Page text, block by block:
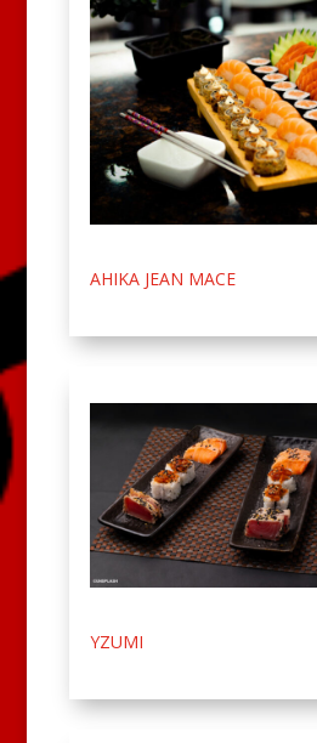
AHIKA JEAN MACE
YZUMI